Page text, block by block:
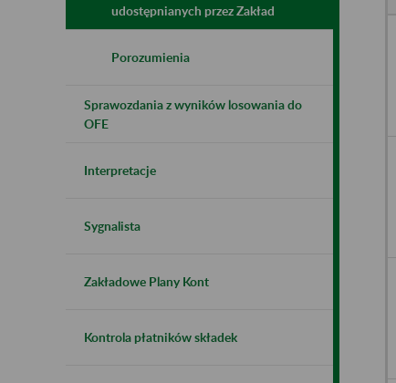
udostępnianych przez Zakład
Porozumienia
Sprawozdania z wyników losowania do
OFE
Interpretacje
Sygnalista
Zakładowe Plany Kont
Kontrola płatników składek